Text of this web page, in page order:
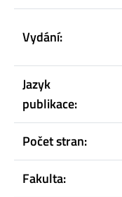
Vydání:
Jazyk
publikace:
Počet stran:
Fakulta: